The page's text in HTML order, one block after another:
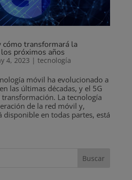
cómo transformará la
próximos años
4, 2023 | tecnología
móvil ha evolucionado a
las últimas décadas, y el 5G
transformación. La tecnología
de la red móvil y,
disponible en todas partes, está